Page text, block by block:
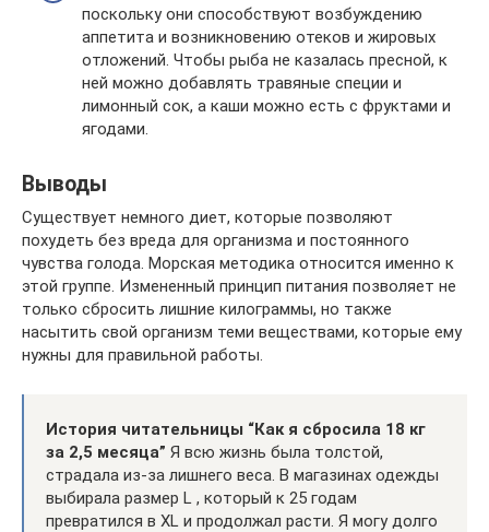
поскольку они способствуют возбуждению
аппетита и возникновению отеков и жировых
отложений. Чтобы рыба не казалась пресной, к
ней можно добавлять травяные специи и
лимонный сок, а каши можно есть с фруктами и
ягодами.
Выводы
Существует немного диет, которые позволяют
похудеть без вреда для организма и постоянного
чувства голода. Морская методика относится именно к
этой группе. Измененный принцип питания позволяет не
только сбросить лишние килограммы, но также
насытить свой организм теми веществами, которые ему
нужны для правильной работы.
История читательницы “Как я сбросила 18 кг
за 2,5 месяца” Я всю жизнь была толстой,
страдала из-за лишнего веса. В магазинах одежды
выбирала размер L , который к 25 годам
превратился в XL и продолжал расти. Я могу долго